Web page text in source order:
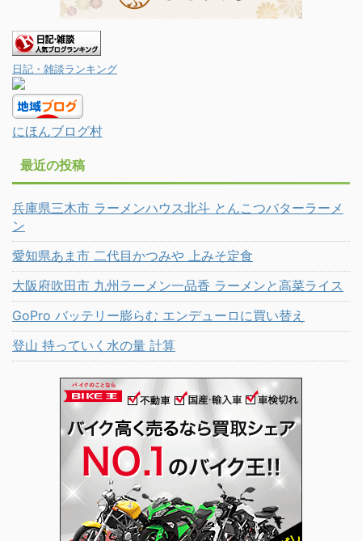
日記・雑談ランキング
にほんブログ村
最近の投稿
兵庫県三木市 ラーメンハウス北斗 とんこつバターラーメ
ン
愛知県あま市 二代目かつみや 上みそ定食
大阪府吹田市 九州ラーメン一品香 ラーメンと高菜ライス
GoPro バッテリー膨らむ エンデューロに買い替え
登山 持っていく水の量 計算